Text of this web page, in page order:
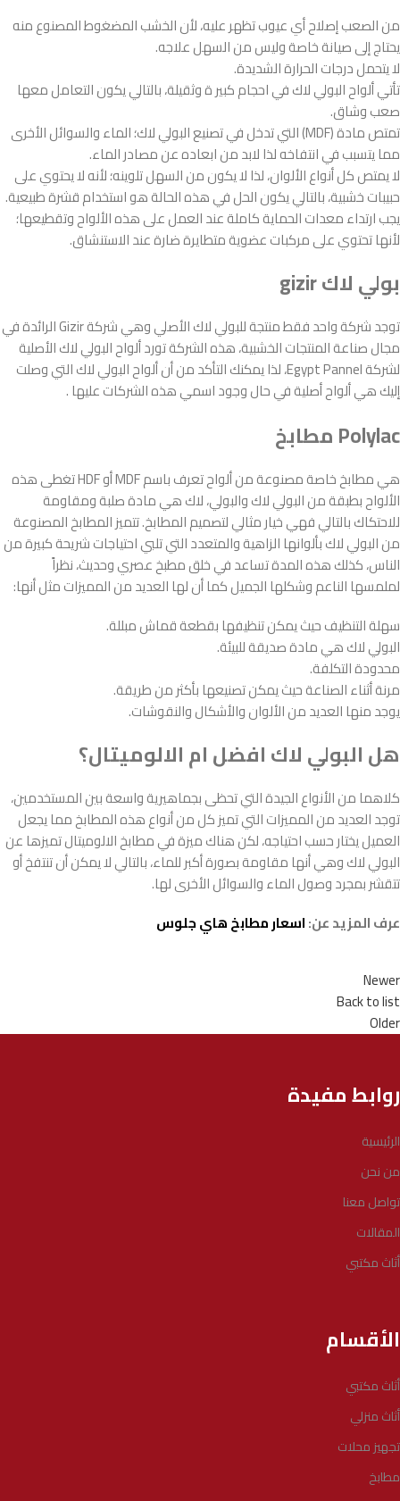
من الصعب إصلاح أي عيوب تظهر عليه، لأن الخشب المضغوط المصنوع منه
يحتاج إلى صيانة خاصة وليس من السهل علاجه.
لا يتحمل درجات الحرارة الشديدة.
تأتي ألواح البولي لاك في احجام كبير ة وثقيلة، بالتالي يكون التعامل معها
صعب وشاق.
تمتص مادة (MDF) التي تدخل في تصنيع البولي لاك؛ الماء والسوائل الأخرى
مما يتسبب في انتفاخه لذا لابد من ابعاده عن مصادر الماء.
لا يمتص كل أنواع الألوان، لذا لا يكون من السهل تلوينه؛ لأنه لا يحتوي على
حبيبات خشبية، بالتالي يكون الحل في هذه الحالة هو استخدام قشرة طبيعية.
يجب ارتداء معدات الحماية كاملة عند العمل على هذه الألواح وتقطيعها؛
لأنها تحتوي على مركبات عضوية متطايرة ضارة عند الاستنشاق.
بولي لاك gizir
توجد شركة واحد فقط منتجة للبولي لاك الأصلي وهي شركة Gizir الرائدة في
مجال صناعة المنتجات الخشبية، هذه الشركة تورد ألواح البولي لاك الأصلية
لشركة Egypt Pannel، لذا يمكنك التأكد من أن ألواح البولي لاك التي وصلت
إليك هي ألواح أصلية في حال وجود اسمي هذه الشركات عليها .
Polylac مطابخ
هي مطابخ خاصة مصنوعة من ألواح تعرف باسم MDF أو HDF تغطى هذه
الألواح بطبقة من البولي لاك والبولي، لاك هي مادة صلبة ومقاومة
للاحتكاك بالتالي فهي خيار مثالي لتصميم المطابخ. تتميز المطابخ المصنوعة
من البولي لاك بألوانها الزاهية والمتعدد التي تلبي احتياجات شريحة كبيرة من
الناس، كذلك هذه المدة تساعد في خلق مطبخ عصري وحديث، نظراً
لملمسها الناعم وشكلها الجميل كما أن لها العديد من المميزات مثل أنها:
سهلة التنظيف حيث يمكن تنظيفها بقطعة قماش مبللة.
البولي لاك هي مادة صديقة للبيئة.
محدودة التكلفة.
مرنة أثناء الصناعة حيث يمكن تصنيعها بأكثر من طريقة.
يوجد منها العديد من الألوان والأشكال والنقوشات.
هل البولي لاك افضل ام الالوميتال؟
كلاهما من الأنواع الجيدة التي تحظى بجماهيرية واسعة بين المستخدمين،
توجد العديد من المميزات التي تميز كل من أنواع هذه المطابخ مما يجعل
العميل يختار حسب احتياجه، لكن هناك ميزة في مطابخ الالوميتال تميزها عن
البولي لاك وهي أنها مقاومة بصورة أكبر للماء، بالتالي لا يمكن أن تنتفخ أو
تتقشر بمجرد وصول الماء والسوائل الأخرى لها.
عرف المزيد عن:اسعار مطابخ هاي جلوس
Newer
Back to list
Older
روابط مفيدة
الرئيسية
من نحن
تواصل معنا
المقالات
أثاث مكتبي
الأقسام
أثاث مكتبي
أثاث منزلي
تجهيز محلات
مطابخ